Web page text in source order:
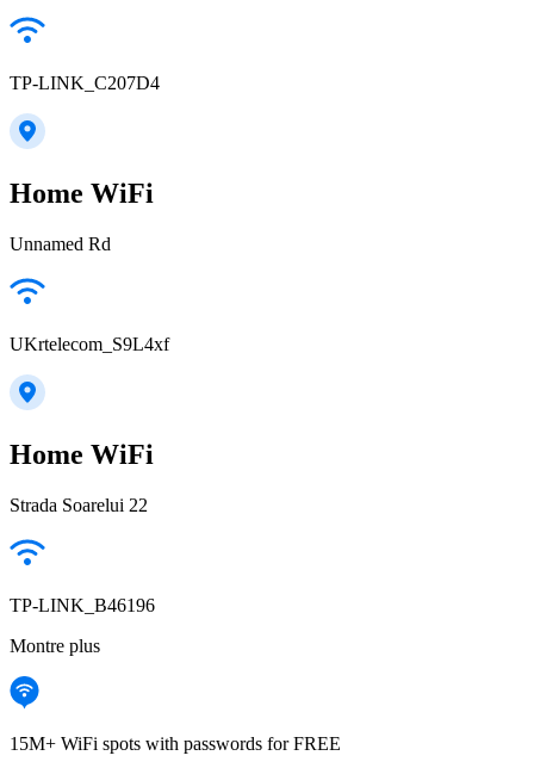
TP-LINK_C207D4
Home WiFi
Unnamed Rd
UKrtelecom_S9L4xf
Home WiFi
Strada Soarelui 22
TP-LINK_B46196
Montre plus
15M+ WiFi spots with passwords for FREE